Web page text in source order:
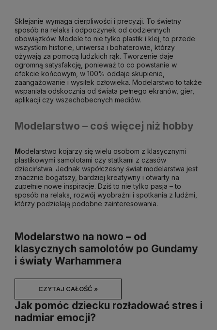
Modelarstwo na nowo – od
klasycznych samolotów po Gundamy
i światy Warhammera
Modelarstwo kojarzy się wielu osobom z klasycznymi
plastikowymi samolotami czy statkami z czasów
dzieciństwa. Jednak współczesny świat modelarstwa jest
znacznie bogatszy, bardziej kreatywny i otwarty na
zupełnie nowe inspiracje. Dziś to nie tylko pasja – to
sposób na relaks, rozwój wyobraźni i spotkania z ludźmi,
którzy podzielają podobne zainteresowania.
Modelarstwo – coś więcej niż hobby
Sklejanie wymaga cierpliwości i precyzji. To świetny
sposób na relaks i odpoczynek od codziennych
obowiązków. Modele to nie tylko plastik i klej, to przede
wszystkim historie, uniwersa i bohaterowie, którzy
ożywają za pomocą ludzkich rąk. Tworzenie daje
ogromną satysfakcję, ponieważ to co powstanie w
efekcie końcowym, w 100% oddaje skupienie,
zaangażowanie i wysiłek człowieka. Modelarstwo to także
wspaniała odskocznia od świata pełnego ekranów, gier,
aplikacji czy wszechobecnych mediów.
CZYTAJ CAŁOŚĆ »
Jak pomóc dziecku rozładować stres i
nadmiar emocji?